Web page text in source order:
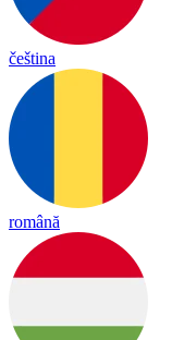
čeština
română